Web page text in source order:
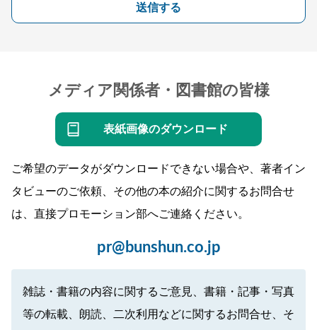
送信する
メディア関係者・図書館の皆様
表紙画像のダウンロード
ご希望のデータがダウンロードできない場合や、著者イン
タビューのご依頼、その他の本の紹介に関するお問合せ
は、直接プロモーション部へご連絡ください。
pr@bunshun.co.jp
雑誌・書籍の内容に関するご意見、書籍・記事・写真
等の転載、朗読、二次利用などに関するお問合せ、そ